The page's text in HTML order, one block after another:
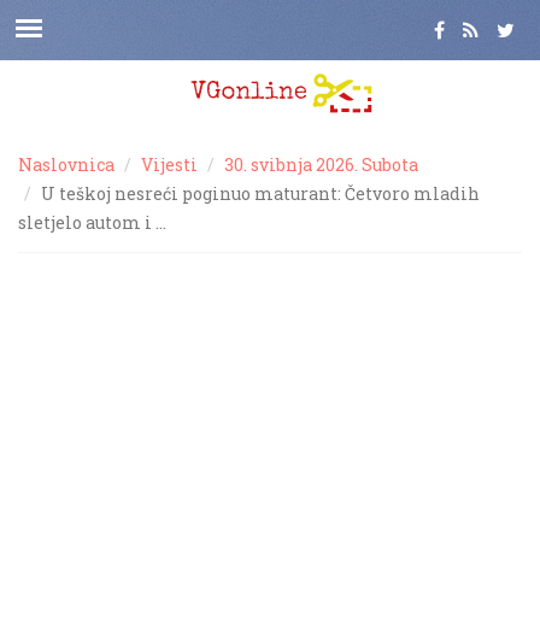
Naslovnica Vijesti
30. svibnja 2026. Subota
U teškoj nesreći poginuo maturant: Četvoro mladih
sletjelo autom i …